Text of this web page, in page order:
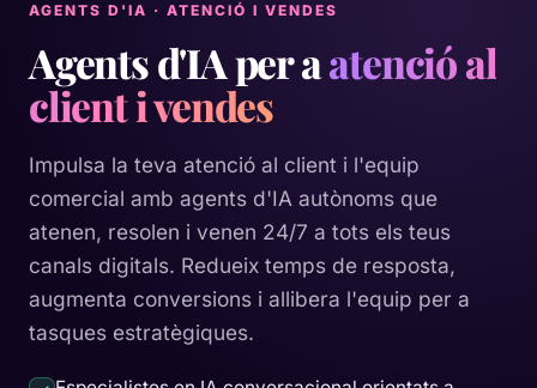
AGENTS D'IA · ATENCIÓ I VENDES
Agents d'IA per aatenció al
client i vendes
Impulsa la teva atenció al client i l'equip
comercial amb agents d'IA autònoms que
atenen, resolen i venen 24/7 a tots els teus
canals digitals. Redueix temps de resposta,
augmenta conversions i allibera l'equip per a
tasques estratègiques.